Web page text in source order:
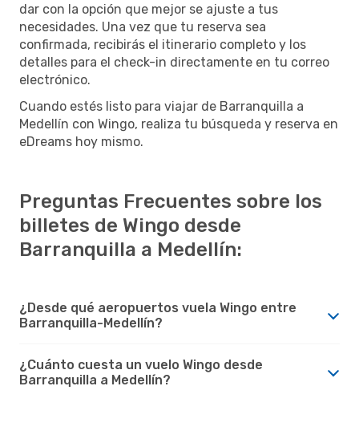
dar con la opción que mejor se ajuste a tus
necesidades. Una vez que tu reserva sea
confirmada, recibirás el itinerario completo y los
detalles para el check-in directamente en tu correo
electrónico.
Cuando estés listo para viajar de Barranquilla a
Medellín con Wingo, realiza tu búsqueda y reserva en
eDreams hoy mismo.
Preguntas Frecuentes sobre los
billetes de Wingo desde
Barranquilla a Medellín:
¿Desde qué aeropuertos vuela Wingo entre
Barranquilla-Medellín?
¿Cuánto cuesta un vuelo Wingo desde
Barranquilla a Medellín?